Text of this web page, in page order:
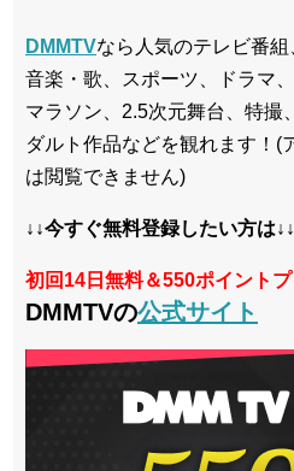
DMMTVなら人気のテレビ番組
音楽・歌、スポーツ、ドラマ
マラソン、2.5次元舞台、特撮
ダルト作品などを観れます！(
は閲覧できません)
↓↓今すぐ無料登録したい方は↓↓
初回14日無料＆550ポイントプ
DMMTVの公式サイト